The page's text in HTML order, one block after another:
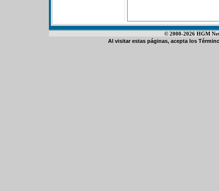
© 2000-2026 HGM
Al visitar estas páginas, acepta los